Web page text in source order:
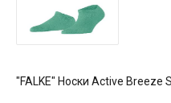
"FALKE" Носки Active Breeze